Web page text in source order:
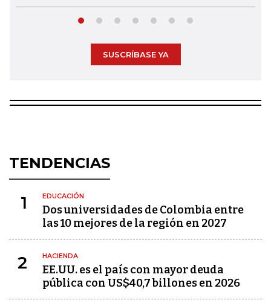
SUSCRÍBASE YA
TENDENCIAS
1 EDUCACIÓN
Dos universidades de Colombia entre
las 10 mejores de la región en 2027
2 HACIENDA
EE.UU. es el país con mayor deuda
pública con US$40,7 billones en 2026